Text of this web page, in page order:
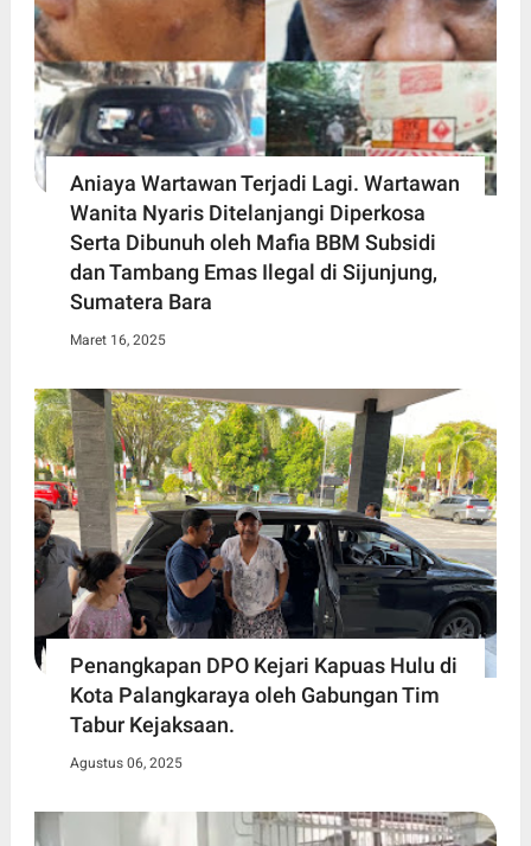
Aniaya Wartawan Terjadi Lagi. Wartawan
Wanita Nyaris Ditelanjangi Diperkosa
Serta Dibunuh oleh Mafia BBM Subsidi
dan Tambang Emas Ilegal di Sijunjung,
Sumatera Bara
Maret 16, 2025
Penangkapan DPO Kejari Kapuas Hulu di
Kota Palangkaraya oleh Gabungan Tim
Tabur Kejaksaan.
Agustus 06, 2025